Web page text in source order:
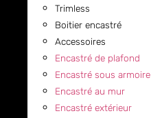
Trimless
Boitier encastré
Accessoires
Encastré de plafond
Encastré sous armoire
Encastré au mur
Encastré extérieur